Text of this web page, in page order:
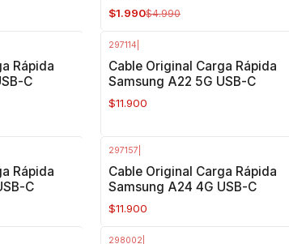
$1.990$4.990
Rápida
C
297114
Cable Original Carga Rápida
Samsung A22 5G USB-C
$11.900
Rápida
C
297157
Cable Original Carga Rápida
Samsung A24 4G USB-C
$11.900
298002